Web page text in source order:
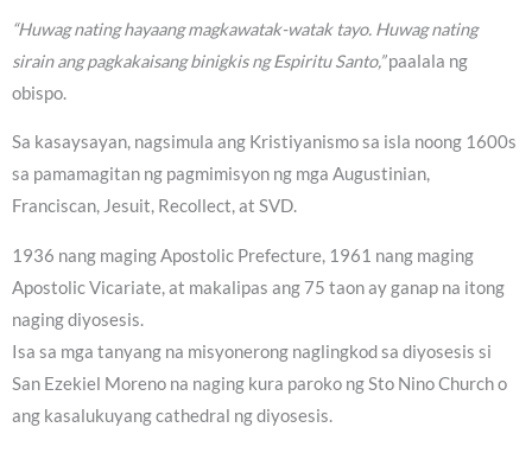
“Huwag nating hayaang magkawatak-watak tayo. Huwag nating
sirain ang pagkakaisang binigkis ng Espiritu Santo,”paalala ng
obispo.
Sa kasaysayan, nagsimula ang Kristiyanismo sa isla noong 1600s
sa pamamagitan ng pagmimisyon ng mga Augustinian,
Franciscan, Jesuit, Recollect, at SVD.
1936 nang maging Apostolic Prefecture, 1961 nang maging
Apostolic Vicariate, at makalipas ang 75 taon ay ganap na itong
naging diyosesis.
Isa sa mga tanyang na misyonerong naglingkod sa diyosesis si
San Ezekiel Moreno na naging kura paroko ng Sto Nino Church o
ang kasalukuyang cathedral ng diyosesis.